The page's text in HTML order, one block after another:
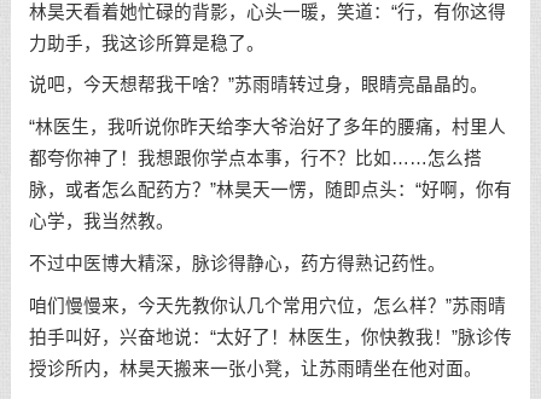
林昊天看着她忙碌的背影，心头一暖，笑道：“行，有你这得
力助手，我这诊所算是稳了。
说吧，今天想帮我干啥？”苏雨晴转过身，眼睛亮晶晶的。
“林医生，我听说你昨天给李大爷治好了多年的腰痛，村里人
都夸你神了！我想跟你学点本事，行不？比如……怎么搭
脉，或者怎么配药方？”林昊天一愣，随即点头：“好啊，你有
心学，我当然教。
不过中医博大精深，脉诊得静心，药方得熟记药性。
咱们慢慢来，今天先教你认几个常用穴位，怎么样？”苏雨晴
拍手叫好，兴奋地说：“太好了！林医生，你快教我！”脉诊传
授诊所内，林昊天搬来一张小凳，让苏雨晴坐在他对面。